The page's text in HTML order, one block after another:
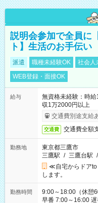
説明会参加で全員に
ト】生活のお手伝い
派遣 職種未経験OK 社会人
WEB登録・面接OK
給与
無資格未経験：時
収1万2000円以上
交通費別途支給
交通費 交通費全額
勤務地
東京都三鷹市
三鷹駅 / 三鷹台駅 /
≪自宅からドア
します。
勤務時間
9:00～18:00（休憩60分） ■ご希望があれば下記
早番 7:00～16:00 遅番 10:00～